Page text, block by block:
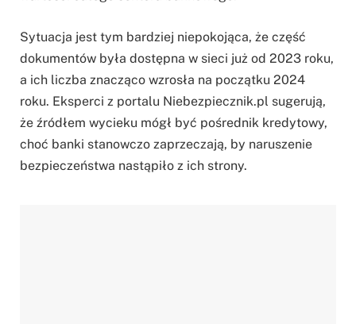
Sytuacja jest tym bardziej niepokojąca, że część
dokumentów była dostępna w sieci już od 2023 roku,
a ich liczba znacząco wzrosła na początku 2024
roku. Eksperci z portalu Niebezpiecznik.pl sugerują,
że źródłem wycieku mógł być pośrednik kredytowy,
choć banki stanowczo zaprzeczają, by naruszenie
bezpieczeństwa nastąpiło z ich strony.